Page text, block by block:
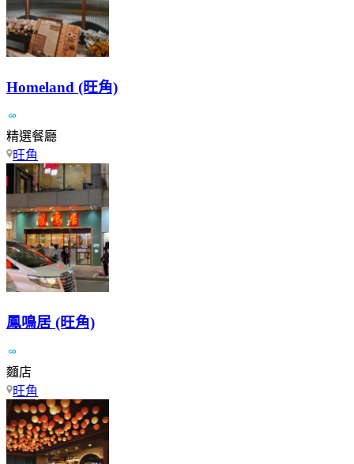
Homeland (旺角)
精選餐廳
旺角
鳳鳴居 (旺角)
麵店
旺角